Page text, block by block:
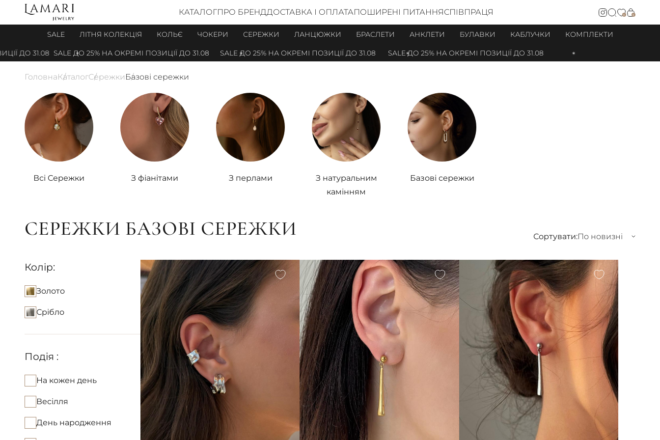
КАТАЛОГПРО БРЕНДДОСТАВКА І ОПЛАТАПОШИРЕНІ ПИТАННЯСПІВПРАЦЯ 0 0
SALE ЛІТНЯ КОЛЕКЦІЯ КОЛЬЄ ЧОКЕРИ СЕРЕЖКИ ЛАНЦЮЖКИ БРАСЛЕТИ АНКЛЕТИ БУЛАВКИ КАБЛУЧКИ КОМПЛЕКТИ
SALE ДО 25% НА ОКРЕМІ ПОЗИЦІЇ ДО 31.08 SALE ДО 25% НА ОКРЕМІ ПОЗИЦІЇ ДО 31.08 SALE ДО 25% НА ОКРЕМІ ПОЗИЦІЇ ДО 31.08
ГоловнаКаталогСережки Базові сережки
Всі Сережки З фіанітами З перлами
З натуральним
камінням
Базові сережки
СЕРЕЖКИ БАЗОВІ СЕРЕЖКИ Сортувати:По новизні
Колір:
Золото
Срібло
Подія :
На кожен день
Весілля
День народження